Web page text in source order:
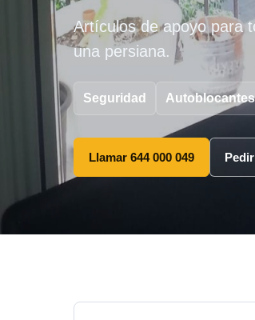
Artículos de apoyo para
una persiana.
Seguridad Autoblocantes
Llamar 644 000 049